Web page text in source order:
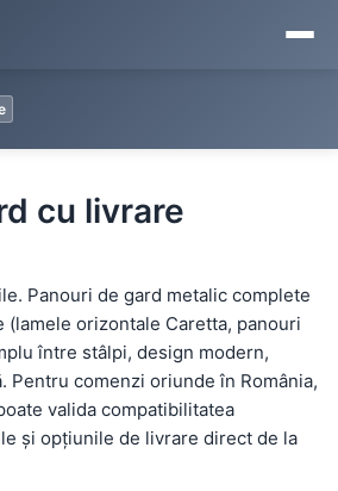
cu livrare
Panouri de gard metalic complete
(lamele orizontale Caretta, panouri
între stâlpi, design modern,
Pentru comenzi oriunde în România,
valida compatibilitatea
și opțiunile de livrare direct de la